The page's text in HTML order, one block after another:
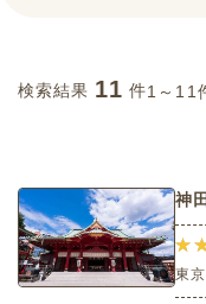
検索結果 11 件1～11
神
東